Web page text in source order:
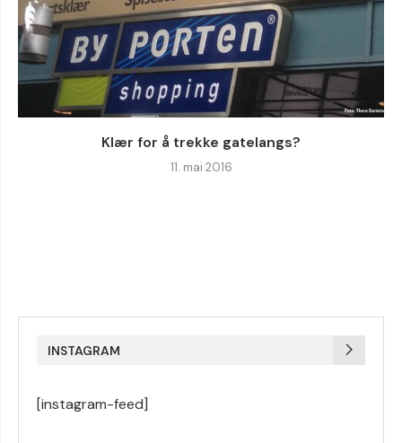
Klær for å trekke gatelangs?
11. mai 2016
INSTAGRAM
[instagram-feed]